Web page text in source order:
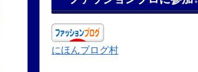
にほんブログ村